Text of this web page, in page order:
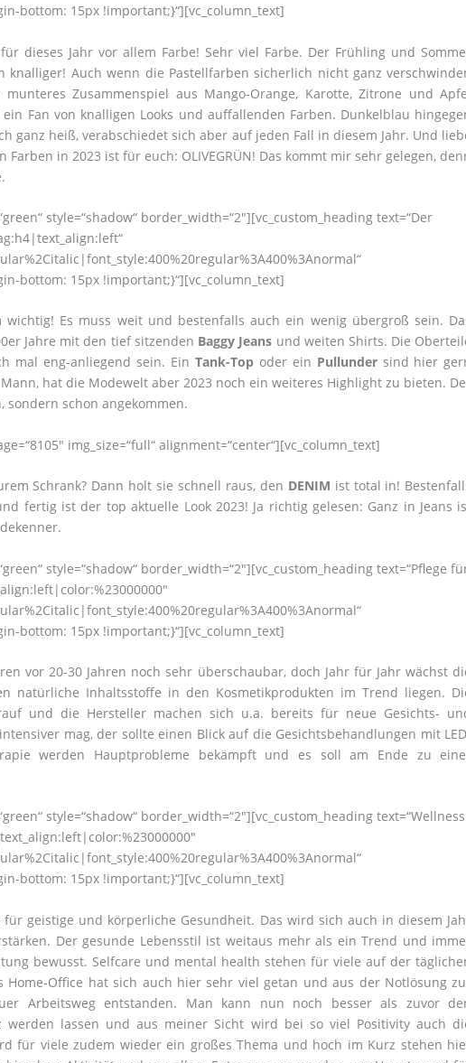
bottom: 15px !important;}“][vc_column_text]
dieses Jahr vor allem Farbe! Sehr viel Farbe. Der Frühling und
Auch wenn die Pastellfarben sicherlich nicht ganz
Zusammenspiel aus Mango-Orange, Karotte, Zitrone und
Fan von knalligen Looks und auffallenden Farben. Dunkelblau
ganz heiß, verabschiedet sich aber auf jeden Fall in diesem Jahr. Und
Farben in 2023 ist für euch: OLIVEGRÜN! Das kommt mir sehr gelegen,
style=“shadow“ border_width=“2″][vc_custom_heading text=“Der
bottom: 15px !important;}“][vc_column_text]
Es muss weit und bestenfalls auch ein wenig übergroß sein.
Jahre mit den tief sitzenden Baggy Jeans und weiten Shirts. Die
mal eng-anliegend sein. Ein Tank-Topoder ein Pullundersind hier
hat die Modewelt aber 2023 noch ein weiteres Highlight zu bieten.
sondern schon angekommen.
img_size=“full“ alignment=“center“][vc_column_text]
Schrank? Dann holt sie schnell raus, den DENIM ist total in!
fertig ist der top aktuelle Look 2023! Ja richtig gelesen: Ganz in Jeans
style=“shadow“ border_width=“2″][vc_custom_heading text=“Pflege
bottom: 15px !important;}“][vc_column_text]
vor 20-30 Jahren noch sehr überschaubar, doch Jahr für Jahr wächst
natürliche Inhaltsstoffe in den Kosmetikprodukten im Trend liegen.
und die Hersteller machen sich u.a. bereits für neue Gesichts-
mag, der sollte einen Blick auf die Gesichtsbehandlungen mit
werden Hauptprobleme bekämpft und es soll am Ende zu
style=“shadow“ border_width=“2″][vc_custom_heading text=“Wellness
bottom: 15px !important;}“][vc_column_text]
geistige und körperliche Gesundheit. Das wird sich auch in diesem
Der gesunde Lebensstil ist weitaus mehr als ein Trend und
bewusst. Selfcare und mental health stehen für viele auf der
Home-Office hat sich auch hier sehr viel getan und aus der Notlösung
Arbeitsweg entstanden. Man kann nun noch besser als zuvor
werden lassen und aus meiner Sicht wird bei so viel Positivity auch
für viele zudem wieder ein großes Thema und hoch im Kurz stehen